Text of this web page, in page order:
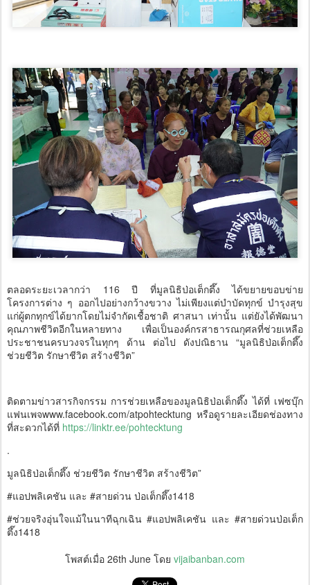
ตลอดระยะเวลากว่า 116 ปี ที่มูลนิธิป่อเต็กตึ๊ง ได้ขยายขอบข่าย
โครงการต่าง ๆ ออกไปอย่างกว้างขวาง ไม่เพียงแต่บำบัดทุกข์ บำรุงสุข
แก่ผู้ตกทุกข์ได้ยากโดยไม่จำกัดเชื้อชาติ ศาสนา เท่านั้น แต่ยังได้พัฒนา
คุณภาพชีวิตอีกในหลายทาง เพื่อเป็นองค์กรสาธารณกุศลที่ช่วยเหลือ
ประชาชนครบวงจรในทุกๆ ด้าน ต่อไป ดังปณิธาน “มูลนิธิป่อเต็กตึ๊ง
ช่วยชีวิต รักษาชีวิต สร้างชีวิต”
ติดตามข่าวสารกิจกรรม การช่วยเหลือของมูลนิธิป่อเต็กตึ๊ง ได้ที่ เฟซบุ๊ก
แฟนเพจwww.facebook.com/atpohtecktung หรือดูรายละเอียดช่องทาง
ที่สะดวกได้ที่ https://linktr.ee/pohtecktung
.
มูลนิธิป่อเต็กตึ๊ง ช่วยชีวิต รักษาชีวิต สร้างชีวิต”
#แอปพลิเคชัน และ #สายด่วน ป่อเต็กตึ๊ง1418
#ช่วยจริงอุ่นใจแม้ในนาทีฉุกเฉิน #แอปพลิเคชัน และ #สายด่วนป่อเต็ก
ตึ๊ง1418
โพสต์เมื่อ 26th June โดย vijaibanban.com